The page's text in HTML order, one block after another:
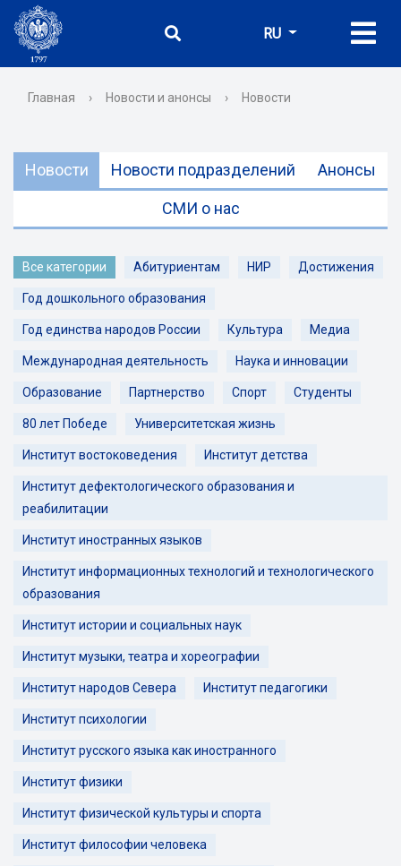
RU
Главная › Новости и анонсы › Новости
Новости Новости подразделений Анонсы
СМИ о нас
Все категории Абитуриентам НИР Достижения
Год дошкольного образования
Год единства народов России Культура Медиа
Международная деятельность Наука и инновации
Образование Партнерство Спорт Студенты
80 лет Победе Университетская жизнь
Институт востоковедения Институт детства
Институт дефектологического образования и
реабилитации
Институт иностранных языков
Институт информационных технологий и технологического
образования
Институт истории и социальных наук
Институт музыки, театра и хореографии
Институт народов Севера Институт педагогики
Институт психологии
Институт русского языка как иностранного
Институт физики
Институт физической культуры и спорта
Институт философии человека